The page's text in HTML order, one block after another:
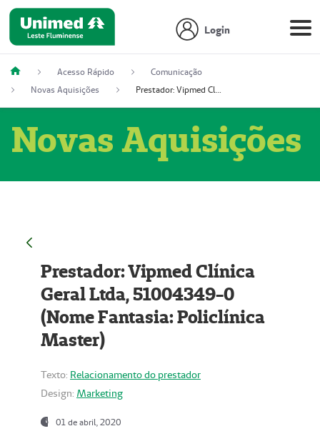
Login
Acesso Rápido
Comunicação
Novas Aquisições
Prestador: Vipmed Clínica Geral Ltda, 51004349-0 (Nome Fantasia: Policlínica Master)
Novas Aquisições
Prestador: Vipmed Clínica
Geral Ltda, 51004349-0
(Nome Fantasia: Policlínica
Master)
Texto: Relacionamento do prestador
Design: Marketing
01 de abril, 2020